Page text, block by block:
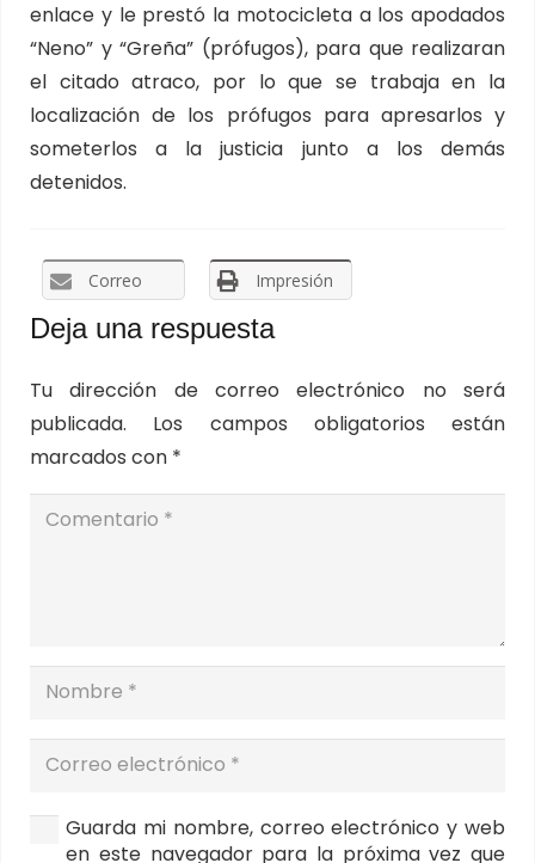
enlace y le prestó la motocicleta a los apodados
“Neno” y “Greña” (prófugos), para que realizaran
el citado atraco, por lo que se trabaja en la
localización de los prófugos para apresarlos y
someterlos a la justicia junto a los demás
detenidos.
Correo Impresión
Deja una respuesta
Tu dirección de correo electrónico no será
publicada.
Los campos obligatorios están
marcados con *
Guarda mi nombre, correo electrónico y web
en este navegador para la próxima vez que